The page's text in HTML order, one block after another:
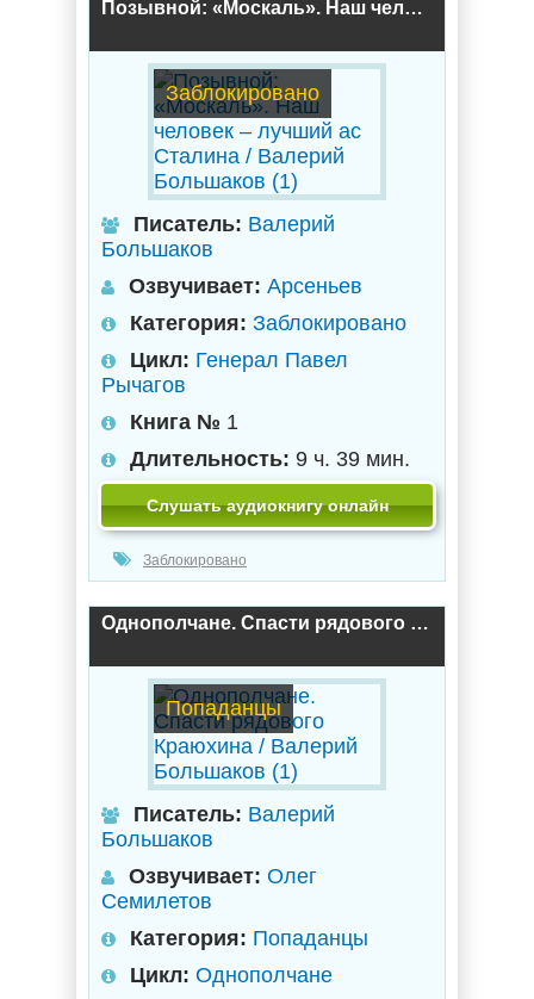
Позывной: «Москаль». Наш человек – лучший ас Сталина / Валерий Большаков (1)
Заблокировано
Писатель: Валерий
Большаков
Озвучивает: Арсеньев
Категория: Заблокировано
Цикл: Генерал Павел
Рычагов
Книга № 1
Длительность: 9 ч. 39 мин.
Слушать аудиокнигу онлайн
Заблокировано
Однополчане. Спасти рядового Краюхина / Валерий Большаков (1)
Попаданцы
Писатель: Валерий
Большаков
Озвучивает: Олег
Семилетов
Категория: Попаданцы
Цикл: Однополчане